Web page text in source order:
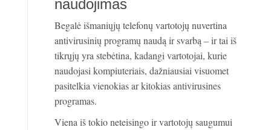
naudojimas
Begalė išmaniųjų telefonų vartotojų nuvertina
antivirusinių programų naudą ir svarbą – ir tai iš
tikrųjų yra stebėtina, kadangi vartotojai, kurie
naudojasi kompiuteriais, dažniausiai visuomet
pasitelkia vienokias ar kitokias antivirusines
programas.
Viena iš tokio neteisingo ir vartotojų saugumui